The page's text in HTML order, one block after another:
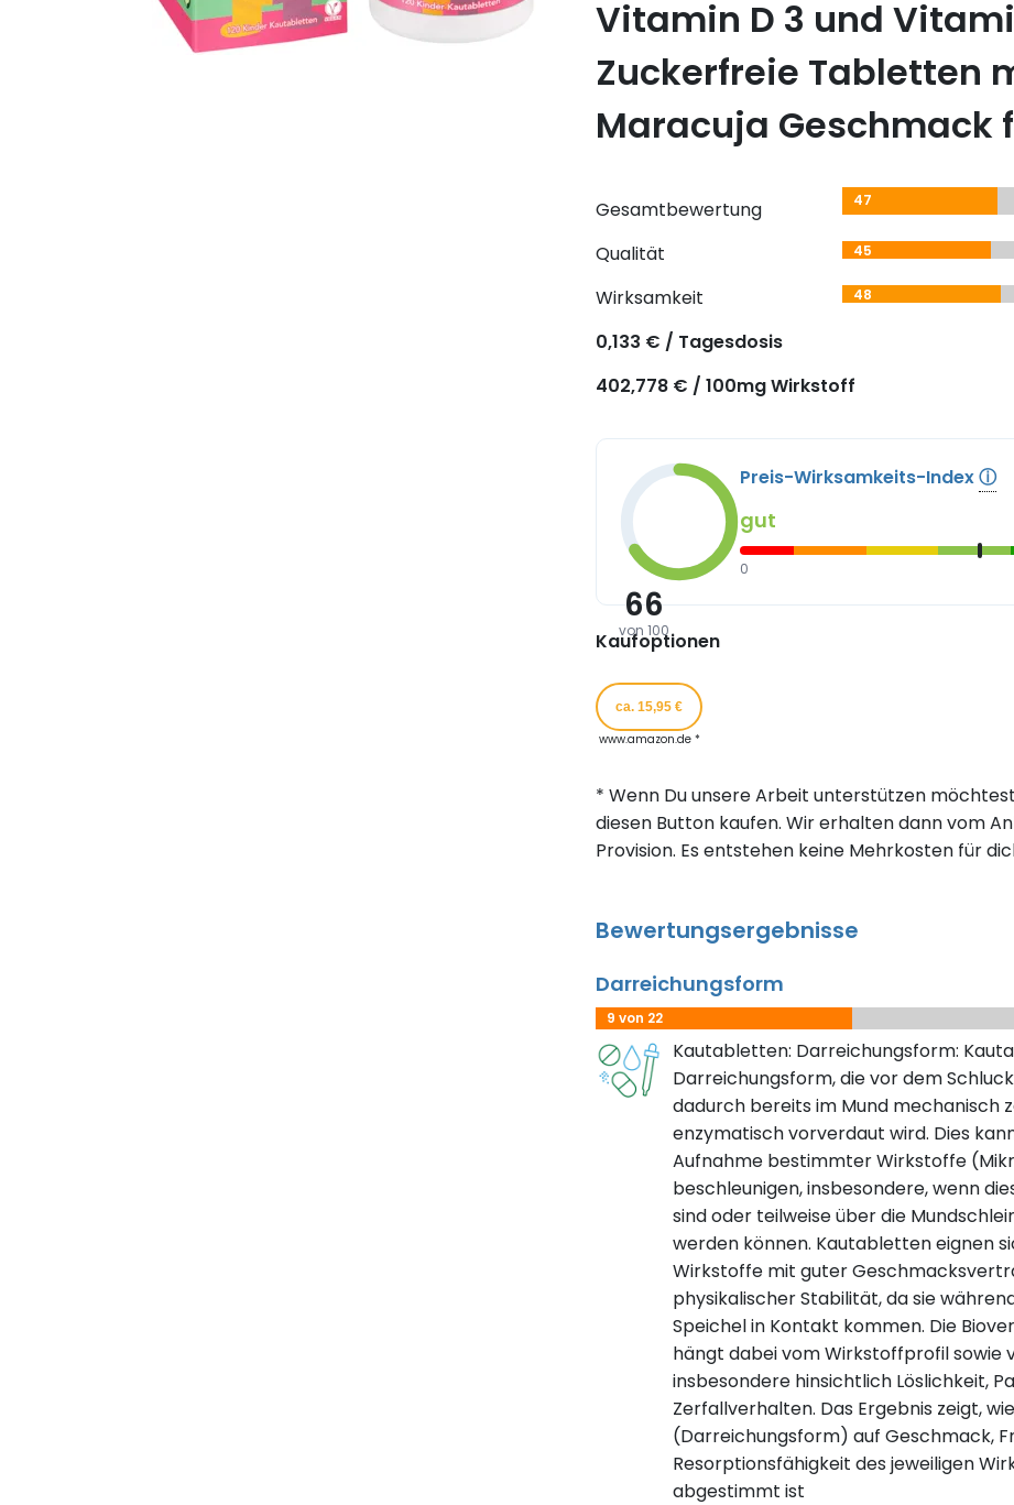
Vitamin D 3 und
Zuckerfreie Tabletten
Maracuja Geschmack
Gesamtbewertung 47
Qualität 45
Wirksamkeit 48
0,133 € / Tagesdosis
402,778 € / 100mg Wirkstoff
66
von 100
Preis-Wirksamkeits-Indexⓘ
gut
0
Kaufoptionen
ca. 15,95 €
www.amazon.de *
* Wenn Du unsere Arbeit unterstützen
diesen Button kaufen. Wir erhalten dann vom
Provision. Es entstehen keine Mehrkosten für
Bewertungsergebnisse
Darreichungsform
9 von 22
Kautabletten: Darreichungsform:
Darreichungsform, die vor dem
dadurch bereits im Mund mechanisch
enzymatisch vorverdaut wird. Dies
Aufnahme bestimmter Wirkstoffe
beschleunigen, insbesondere, wenn
sind oder teilweise über die
werden können. Kautabletten eignen
Wirkstoffe mit guter
physikalischer Stabilität, da sie
Speichel in Kontakt kommen. Die
hängt dabei vom Wirkstoffprofil sowie
insbesondere hinsichtlich Löslichkeit,
Zerfallverhalten. Das Ergebnis zeigt,
(Darreichungsform) auf Geschmack,
Resorptionsfähigkeit des jeweiligen
abgestimmt ist